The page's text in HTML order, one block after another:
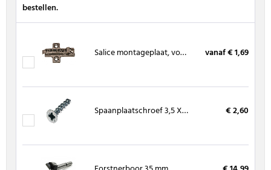
bestellen.
Salice montageplaat, voor spaanplaatschroeven vanaf € 1,69
Spaanplaatschroef 3,5 X 16 mm, kruiskop (200 stuks) € 2,60